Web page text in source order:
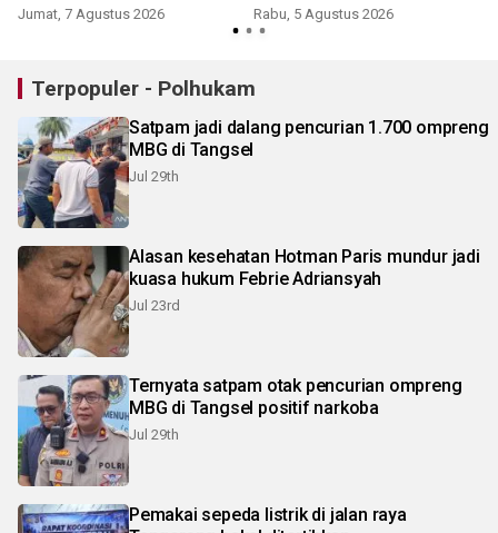
Jumat, 7 Agustus 2026 Rabu, 5 Agustus 2026
Terpopuler - Polhukam
Satpam jadi dalang pencurian 1.700 ompreng
MBG di Tangsel
Jul 29th
Alasan kesehatan Hotman Paris mundur jadi
kuasa hukum Febrie Adriansyah
Jul 23rd
Ternyata satpam otak pencurian ompreng
MBG di Tangsel positif narkoba
Jul 29th
Pemakai sepeda listrik di jalan raya